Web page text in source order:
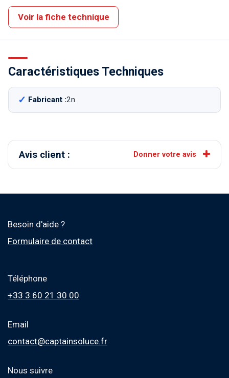
Voir la fiche technique
Caractéristiques Techniques
Fabricant :2n
Avis client : Donner votre avis
Besoin d'aide ?
Formulaire de contact
Téléphone
+33 3 60 21 30 00
Email
contact@captainsoluce.fr
Nous suivre